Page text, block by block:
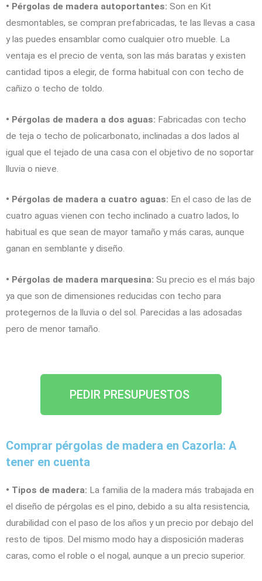
• Pérgolas de madera autoportantes: Son en Kit
desmontables, se compran prefabricadas, te las llevas a casa
y las puedes ensamblar como cualquier otro mueble. La
ventaja es el precio de venta, son las más baratas y existen
cantidad tipos a elegir, de forma habitual con con techo de
cañizo o techo de toldo.
• Pérgolas de madera a dos aguas: Fabricadas con techo
de teja o techo de policarbonato, inclinadas a dos lados al
igual que el tejado de una casa con el objetivo de no soportar
lluvia o nieve.
• Pérgolas de madera a cuatro aguas: En el caso de las de
cuatro aguas vienen con techo inclinado a cuatro lados, lo
habitual es que sean de mayor tamaño y más caras, aunque
ganan en semblante y diseño.
• Pérgolas de madera marquesina: Su precio es el más bajo
ya que son de dimensiones reducidas con techo para
protegernos de la lluvia o del sol. Parecidas a las adosadas
pero de menor tamaño.
PEDIR PRESUPUESTOS
Comprar pérgolas de madera en Cazorla: A
tener en cuenta
• Tipos de madera: La familia de la madera más trabajada en
el diseño de pérgolas es el pino, debido a su alta resistencia,
durabilidad con el paso de los años y un precio por debajo del
resto de tipos. Del mismo modo hay a disposición maderas
caras, como el roble o el nogal, aunque a un precio superior.